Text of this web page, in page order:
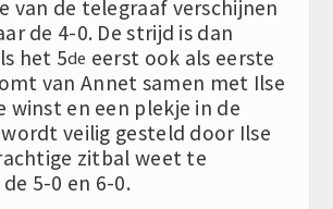
van de telegraaf verschijnen
de 4-0. De strijd is dan
het 5de eerst ook als eerste
van Annet samen met Ilse
winst en een plekje in de
veilig gesteld door Ilse
zitbal weet te
5-0 en 6-0.